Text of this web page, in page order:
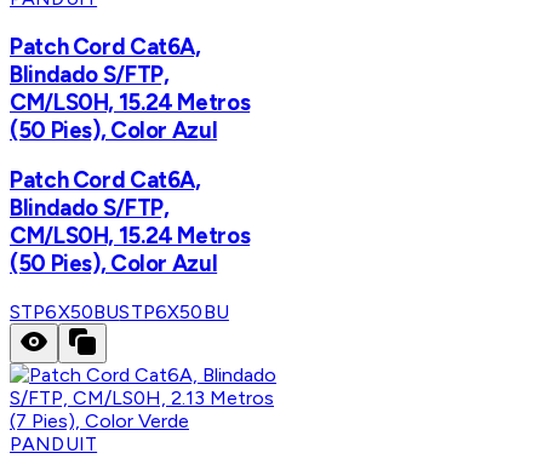
Patch Cord Cat6A,
Blindado S/FTP,
CM/LS0H, 15.24 Metros
(50 Pies), Color Azul
Patch Cord Cat6A,
Blindado S/FTP,
CM/LS0H, 15.24 Metros
(50 Pies), Color Azul
STP6X50BUSTP6X50BU
PANDUIT